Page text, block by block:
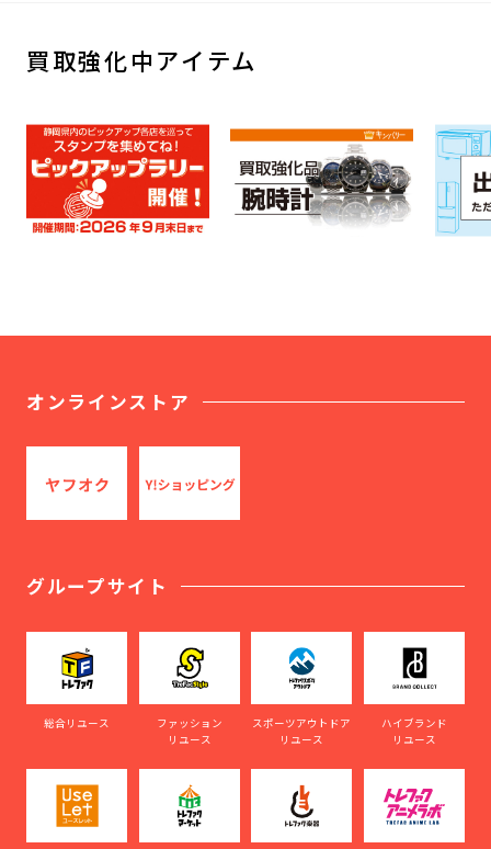
買取強化中アイテム
オンラインストア
グループサイト
総合リユース
ファッション
リユース
スポーツアウトドア
リユース
ハイブランド
リユース